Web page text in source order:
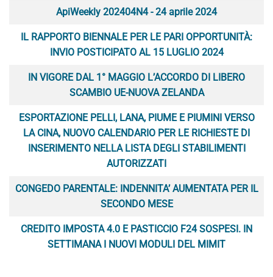
ApiWeekly 202404N4 - 24 aprile 2024
IL RAPPORTO BIENNALE PER LE PARI OPPORTUNITÀ:
INVIO POSTICIPATO AL 15 LUGLIO 2024
IN VIGORE DAL 1° MAGGIO L’ACCORDO DI LIBERO
SCAMBIO UE-NUOVA ZELANDA
ESPORTAZIONE PELLI, LANA, PIUME E PIUMINI VERSO
LA CINA, NUOVO CALENDARIO PER LE RICHIESTE DI
INSERIMENTO NELLA LISTA DEGLI STABILIMENTI
AUTORIZZATI
CONGEDO PARENTALE: INDENNITA’ AUMENTATA PER IL
SECONDO MESE
CREDITO IMPOSTA 4.0 E PASTICCIO F24 SOSPESI. IN
SETTIMANA I NUOVI MODULI DEL MIMIT